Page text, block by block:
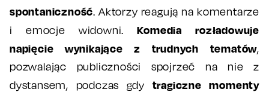
spontaniczność. Aktorzy reagują na komentarze
i emocje widowni.Komedia rozładowuje
napięcie wynikające z trudnych tematów,
pozwalając publiczności spojrzeć na nie z
dystansem, podczas gdy tragiczne momenty